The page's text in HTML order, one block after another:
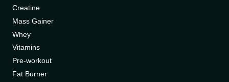
Creatine
Mass Gainer
Whey
Vitamins
Pre-workout
Fat Burner